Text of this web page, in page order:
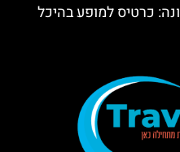
כרטיס למופע בהיכל